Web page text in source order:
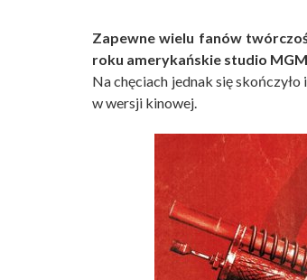
Zapewne wielu fanów
roku amerykańskie studio
Na chęciach jednak się
w wersji kinowej.